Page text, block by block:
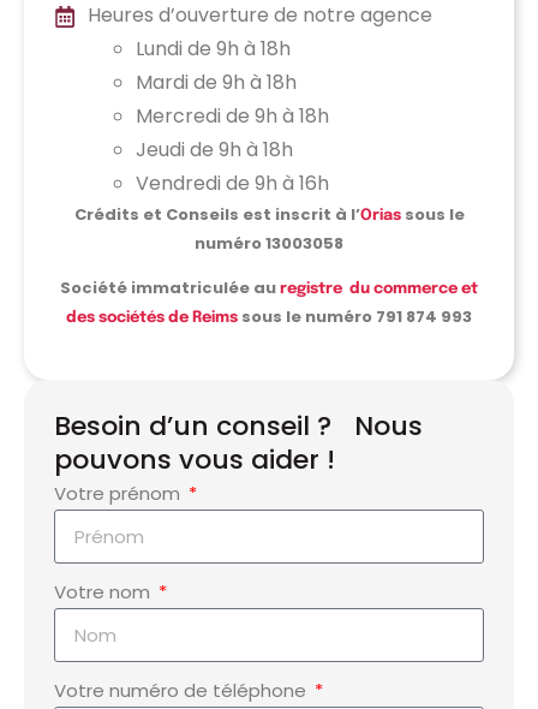
Heures d’ouverture de notre agence
Lundi de 9h à 18h
Mardi de 9h à 18h
Mercredi de 9h à 18h
Jeudi de 9h à 18h
Vendredi de 9h à 16h
Crédits et Conseils est inscrit à l’Oriassous le
numéro 13003058
Société immatriculée au registre du commerce et
des sociétés de Reims sous le numéro 791 874 993
Besoin d’un conseil ? Nous
pouvons vous aider !
Votre prénom
Votre nom
Votre numéro de téléphone